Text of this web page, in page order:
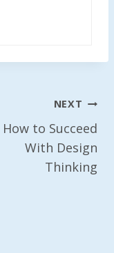
NEXT
How to Succeed
With Design
Thinking